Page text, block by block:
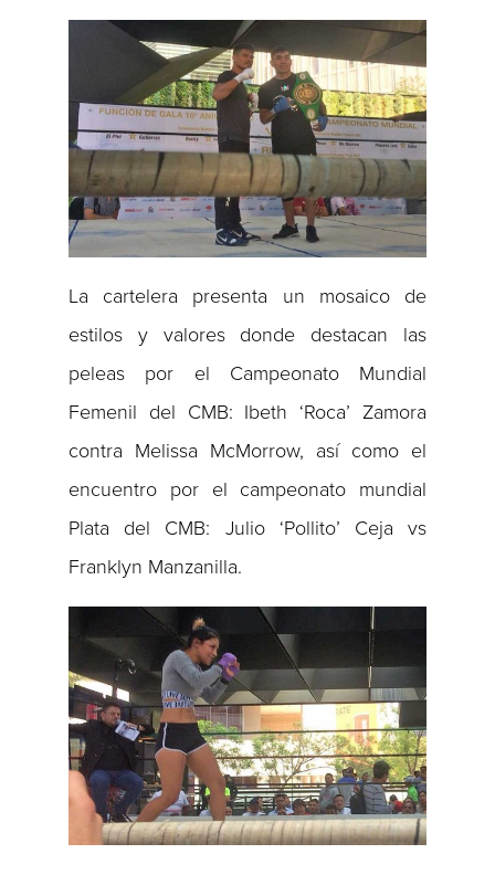
La cartelera presenta un mosaico de
estilos y valores donde destacan las
peleas por el Campeonato Mundial
Femenil del CMB: Ibeth ‘Roca’ Zamora
contra Melissa McMorrow, así como el
encuentro por el campeonato mundial
Plata del CMB: Julio ‘Pollito’ Ceja vs
Franklyn Manzanilla.